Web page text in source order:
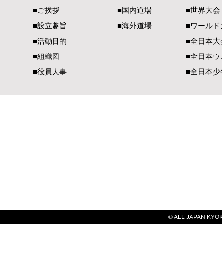
入賞者
■ご挨拶
■設立趣旨
■活動目的
■組織図
■役員人事
■国内道場
■海外道場
■世界大会
​■ワールド
■全日本大
■全日本
■全日本
© ALL JAPAN